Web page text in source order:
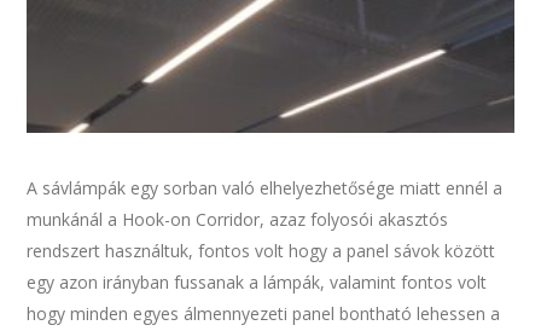
A sávlámpák egy sorban való elhelyezhetősége miatt ennél a
munkánál a Hook-on Corridor, azaz folyosói akasztós
rendszert használtuk, fontos volt hogy a panel sávok között
egy azon irányban fussanak a lámpák, valamint fontos volt
hogy minden egyes álmennyezeti panel bontható lehessen a